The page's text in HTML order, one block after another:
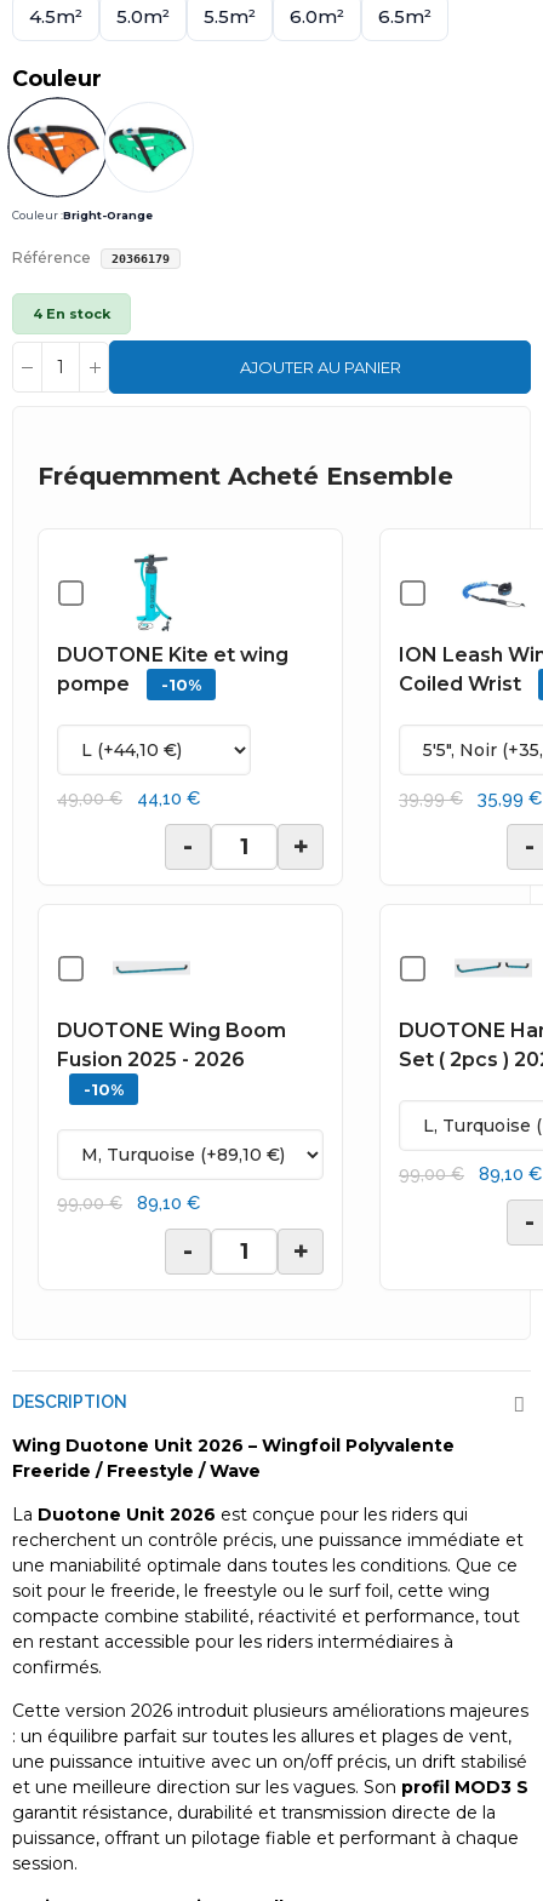
4.5m² 5.0m² 5.5m² 6.0m² 6.5m²
Couleur
Couleur :Bright-Orange
Référence 20366179
4 En stock
AJOUTER AU PANIER
Fréquemment Acheté Ensemble
DUOTONE Kite et wing
pompe
-10%
49,00 € 44,10 €
- +
ION Leash
Coiled Wrist
39,99 € 35,99 €
-
DUOTONE Wing Boom
Fusion 2025 - 2026
-10%
99,00 € 89,10 €
- +
DUOTONE
Set ( 2pcs )
99,00 € 89,10 €
-
DESCRIPTION
Wing Duotone Unit 2026 – Wingfoil Polyvalente
Freeride / Freestyle / Wave
La Duotone Unit 2026 est conçue pour les riders qui
recherchent un contrôle précis, une puissance immédiate et
une maniabilité optimale dans toutes les conditions. Que ce
soit pour le freeride, le freestyle ou le surf foil, cette wing
compacte combine stabilité, réactivité et performance, tout
en restant accessible pour les riders intermédiaires à
confirmés.
Cette version 2026 introduit plusieurs améliorations majeures
: un équilibre parfait sur toutes les allures et plages de vent,
une puissance intuitive avec un on/off précis, un drift stabilisé
et une meilleure direction sur les vagues. Son profil MOD3 S
garantit résistance, durabilité et transmission directe de la
puissance, offrant un pilotage fiable et performant à chaque
session.